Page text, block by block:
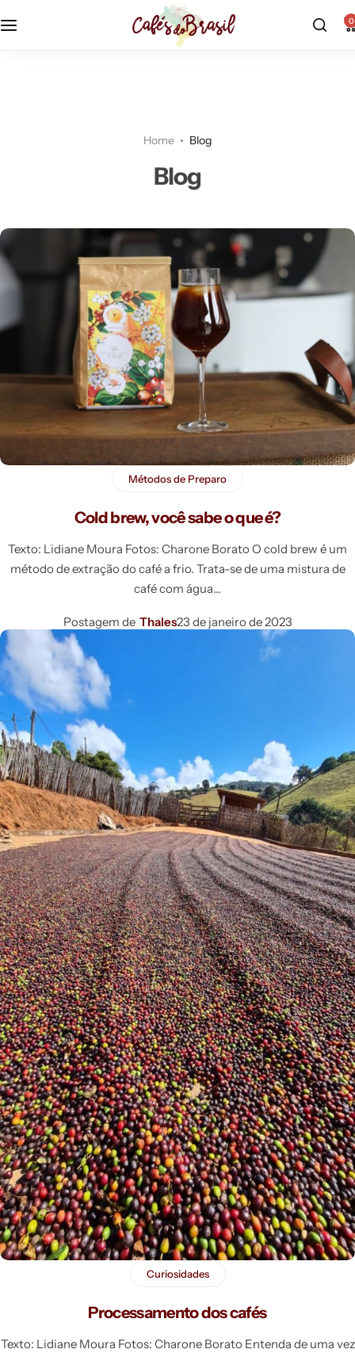
até 28% off na loja |aproveite! 0
Home Blog
Blog
Métodos de Preparo
Cold brew, você sabe o que é?
Texto: Lidiane Moura Fotos: Charone Borato O cold brew é um
método de extração do café a frio. Trata-se de uma mistura de
café com água
Postagem de Thales23 de janeiro de 2023
Curiosidades
Processamento dos cafés
Texto: Lidiane Moura Fotos: Charone Borato Entenda de uma vez